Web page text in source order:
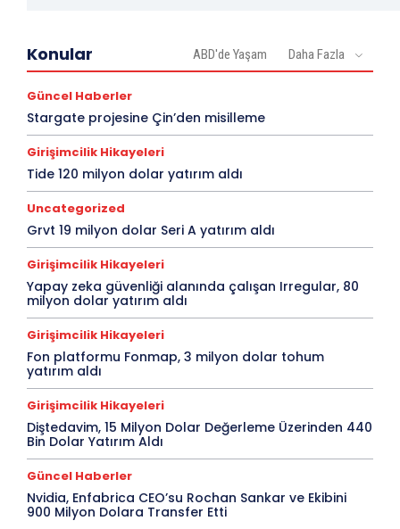
Konular ABD'de Yaşam Daha Fazla
Güncel Haberler
Stargate projesine Çin’den misilleme
Girişimcilik Hikayeleri
Tide 120 milyon dolar yatırım aldı
Uncategorized
Grvt 19 milyon dolar Seri A yatırım aldı
Girişimcilik Hikayeleri
Yapay zeka güvenliği alanında çalışan Irregular, 80
milyon dolar yatırım aldı
Girişimcilik Hikayeleri
Fon platformu Fonmap, 3 milyon dolar tohum
yatırım aldı
Girişimcilik Hikayeleri
Diştedavim, 15 Milyon Dolar Değerleme Üzerinden 440
Bin Dolar Yatırım Aldı
Güncel Haberler
Nvidia, Enfabrica CEO’su Rochan Sankar ve Ekibini
900 Milyon Dolara Transfer Etti